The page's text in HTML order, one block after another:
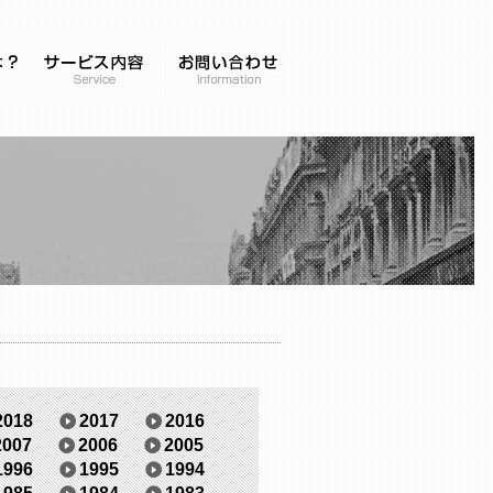
2017
2016
2006
2005
1995
1994